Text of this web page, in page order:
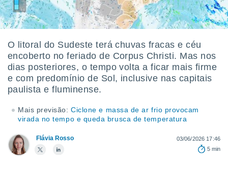
digital
recolhidas
ou
permite-
a nossa
de alta
botão
ACEITAR
CONTINUAR
CONFIGURAÇÕES
O litoral do Sudeste terá chuvas fracas e céu
encoberto no feriado de Corpus Christi. Mas nos
dias posteriores, o tempo volta a ficar mais firme
e com predomínio de Sol, inclusive nas capitais
paulista e fluminense.
Mais previsão:Ciclone e massa de ar frio provocam
virada no tempo e queda brusca de temperatura
Flávia Rosso
03/06/2026 17:46
5 min